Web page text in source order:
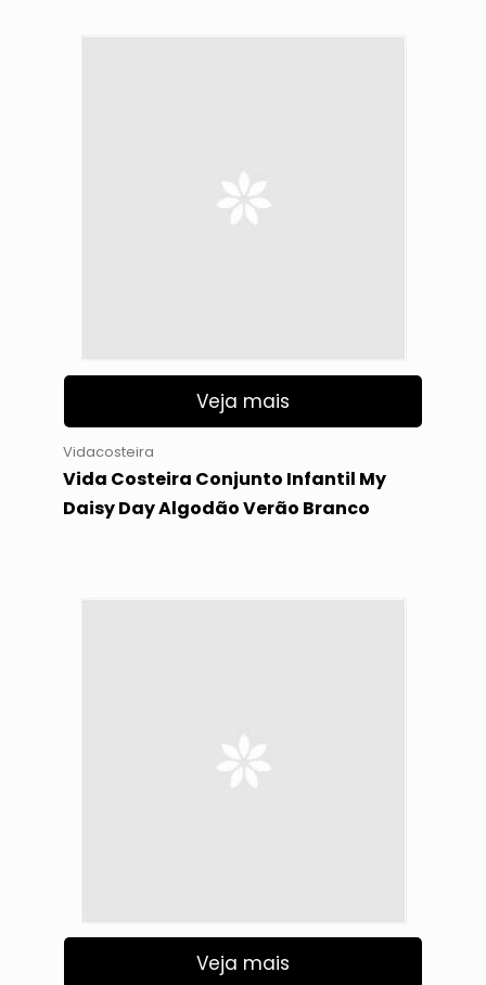
Veja mais
Vidacosteira
Vida Costeira Conjunto Infantil My
Daisy Day Algodão Verão Branco
Veja mais